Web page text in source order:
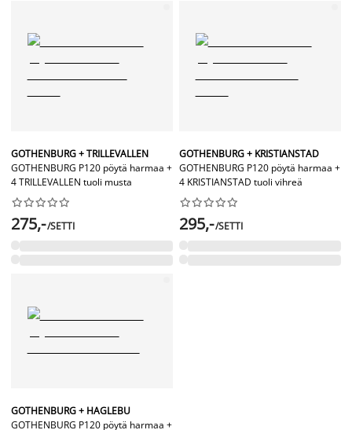
GOTHENBURG + TRILLEVALLEN
GOTHENBURG P120 pöytä harmaa +
4 TRILLEVALLEN tuoli musta






275,-/SETTI
GOTHENBURG + KRISTIANSTAD
GOTHENBURG P120 pöytä harmaa +
4 KRISTIANSTAD tuoli vihreä






295,-/SETTI
GOTHENBURG + HAGLEBU
GOTHENBURG P120 pöytä harmaa +